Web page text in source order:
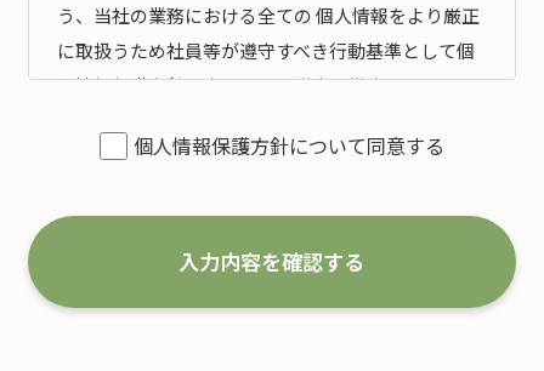
う、当社の業務における全ての 個人情報をより厳正
に取扱うため社員等が遵守すべき行動基準として個
人情報保護方針を定め、その遵守の徹底を図りま
1.事業の内容及び規模を考慮した適切な個人情報
個人情報保護方針について同意する
入力内容を確認する